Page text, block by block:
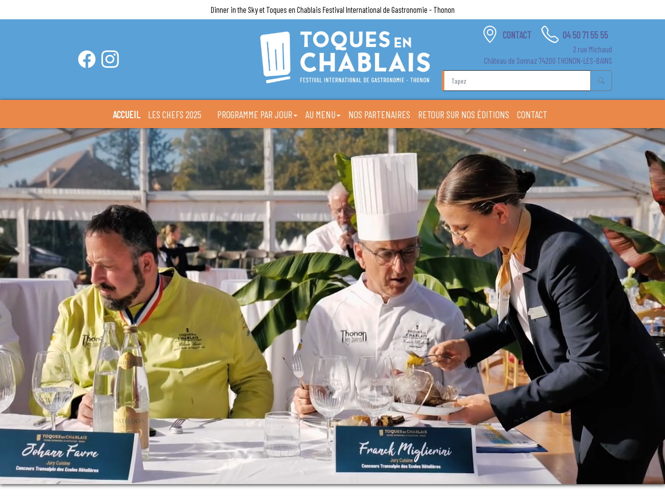
Dinner in the Sky et Toques en Chablais Festival International de Gastronomie - Thonon
CONTACT 04 50 71 55 55
2 rue Michaud
Château de Sonnaz 74200 THONON-LES-BAINS
ACCUEIL LES CHEFS 2025 PROGRAMME PAR JOUR AU MENU NOS PARTENAIRES RETOUR SUR NOS ÉDITIONS CONTACT